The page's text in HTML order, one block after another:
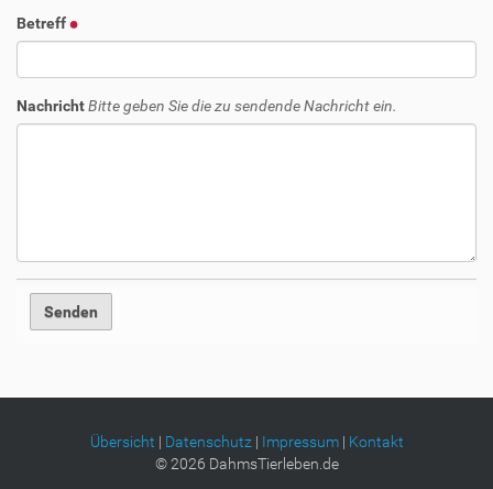
Betreff
NachrichtBitte geben Sie die zu sendende Nachricht ein.
Übersicht | Datenschutz| Impressum| Kontakt
©2026 DahmsTierleben.de